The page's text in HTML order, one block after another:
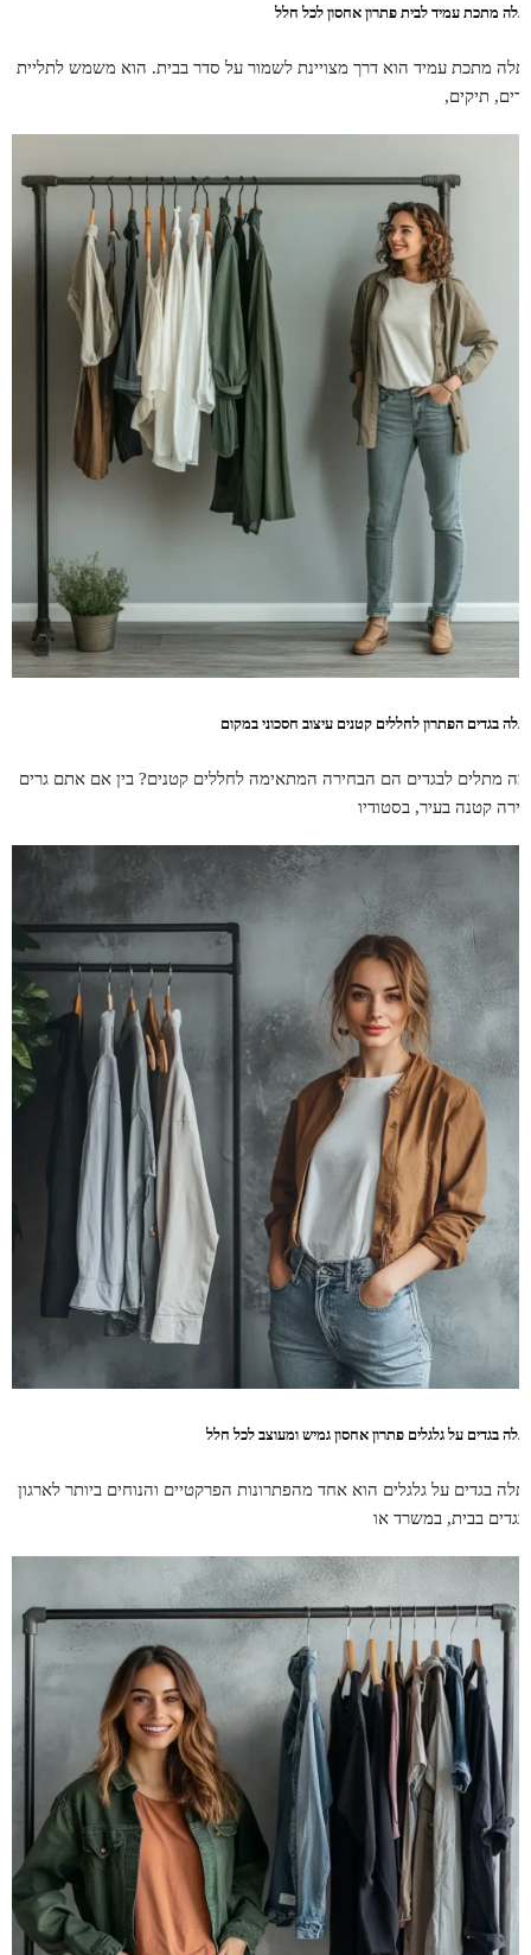
מתכת עמיד לבית פתרון אחסון לכל חלל
מתכת עמיד הוא דרך מצויינת לשמור על סדר בבית. הוא משמש לתליית
תיקים,
בגדים הפתרון לחללים קטנים עיצוב חסכוני במקום
מתלים לבגדים הם הבחירה המתאימה לחללים קטנים? בין אם אתם גרים
קטנה בעיר, בסטודיו
בגדים על גלגלים פתרון אחסון גמיש ומעוצב לכל חלל
בגדים על גלגלים הוא אחד מהפתרונות הפרקטיים והנוחים ביותר לארגון
בבית, במשרד או